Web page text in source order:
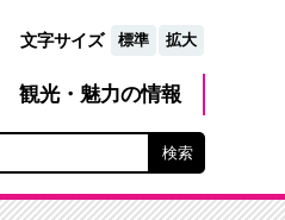
文字サイズ 標準 拡大
観光・魅力の情報